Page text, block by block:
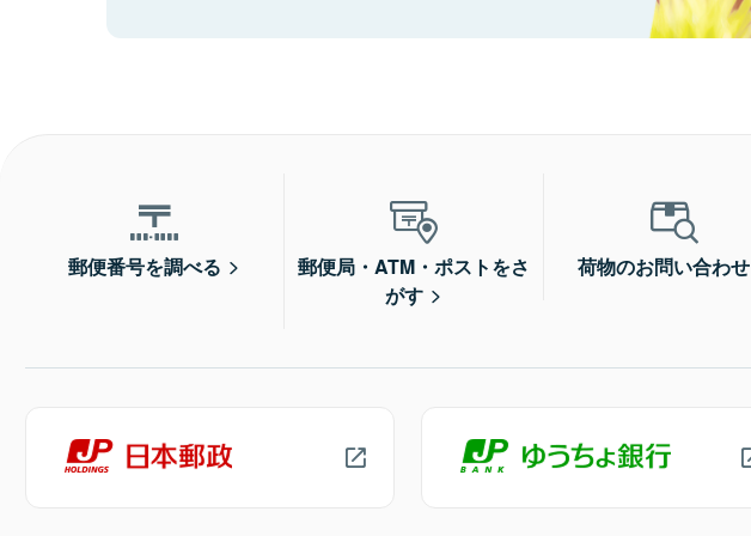
郵便番号を調べる
郵便局・ATM・ポストをさ
がす
荷物のお問い合わせ